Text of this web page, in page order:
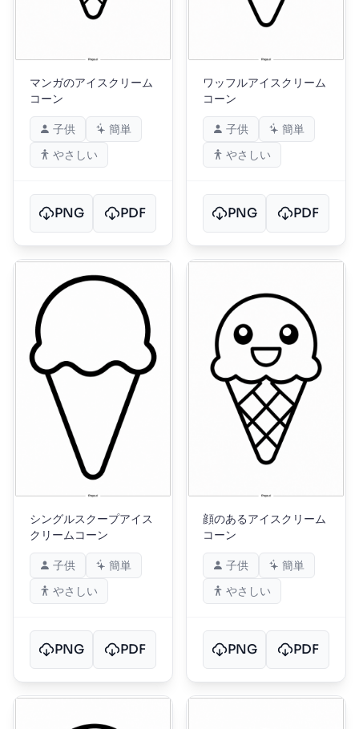
マンガのアイスクリーム
コーン
子供
簡単
やさしい
PNG PDF
ワッフルアイスクリーム
コーン
子供
簡単
やさしい
PNG PDF
シングルスクープアイス
クリームコーン
子供
簡単
やさしい
PNG PDF
顔のあるアイスクリーム
コーン
子供
簡単
やさしい
PNG PDF